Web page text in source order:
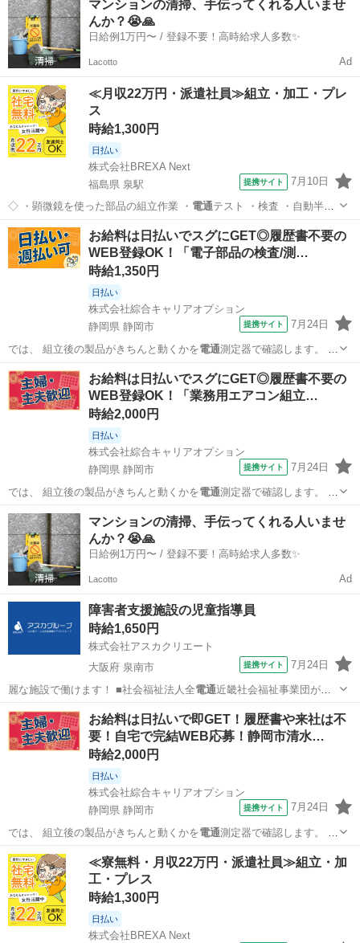
マンションの清掃、手伝ってくれる人いませ
んか？😭🙏
日給例1万円〜 / 登録不要！高時給求人多数✨
Lacotto Ad
≪月収22万円・派遣社員≫組立・加工・プレ
ス
時給1,300円
日払い
株式会社BREXA Next
福島県 泉駅
提携サイト 7月10日
◇ ・顕微鏡を使った部品の組立作業 ・ 電通テスト ・検査 ・自動半田
付け ★ク…
福島 いわき市 泉駅 その他
お給料は日払いでスグにGET◎履歴書不要の
WEB登録OK！「電子部品の検査/測…
時給1,350円
日払い
株式会社綜合キャリアオプション
静岡県 静岡市
提携サイト 7月24日
では、 組立後の製品がきちんと動くかを電通測定器で確認します。 ま
た、 加工後の…
静岡 静岡市 工場
お給料は日払いでスグにGET◎履歴書不要の
WEB登録OK！「業務用エアコン組立…
時給2,000円
日払い
株式会社綜合キャリアオプション
静岡県 静岡市
提携サイト 7月24日
では、 組立後の製品がきちんと動くかを電通測定器で確認します。 ま
た、 加工後の…
静岡 静岡市
マンションの清掃、手伝ってくれる人いませ
んか？😭🙏
日給例1万円〜 / 登録不要！高時給求人多数✨
Lacotto Ad
障害者支援施設の児童指導員
時給1,650円
株式会社アスカクリエート
大阪府 泉南市
提携サイト 7月24日
麗な施設で働けます！ ■社会福祉法人全電通近畿社会福祉事業団が運
営しているため、…
大阪 泉南市 保育士
お給料は日払いで即GET！履歴書や来社は不
要！自宅で完結WEB応募！静岡市清水…
時給2,000円
日払い
株式会社綜合キャリアオプション
静岡県 静岡市
提携サイト 7月24日
では、 組立後の製品がきちんと動くかを電通測定器で確認します。 ま
た、 加工後の…
静岡 静岡市 工場
≪寮無料・月収22万円・派遣社員≫組立・加
工・プレス
時給1,300円
日払い
株式会社BREXA Next